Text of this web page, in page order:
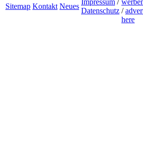
Sitemap Kontakt Neues
Impressum /
Datenschutz /
here